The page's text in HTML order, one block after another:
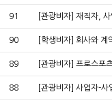
91 [관광비자] 재직자,
90 [학생비자] 회사와
89 [관광비자] 프로스포
88 [관광비자] 사업자-